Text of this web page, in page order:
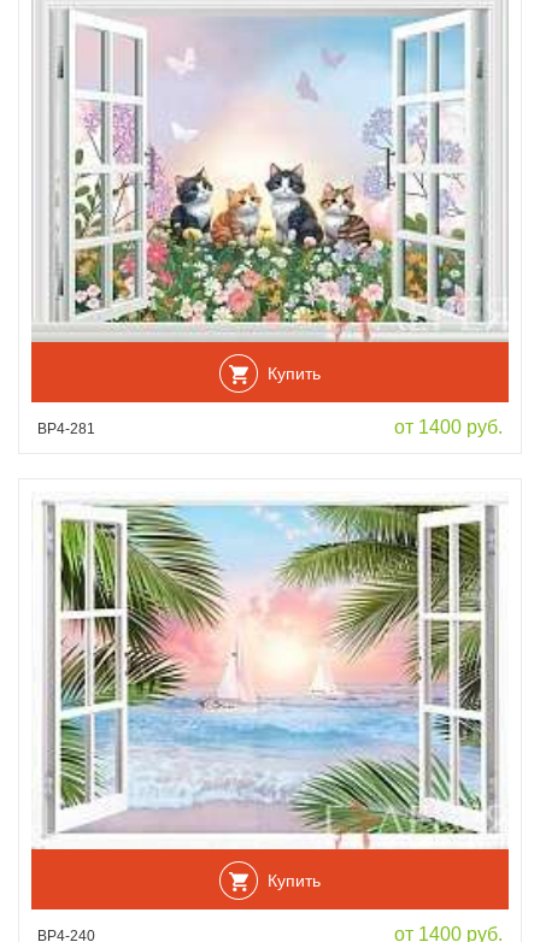
Купить
ВР4-281 от 1400 руб.
Купить
ВР4-240 от 1400 руб.